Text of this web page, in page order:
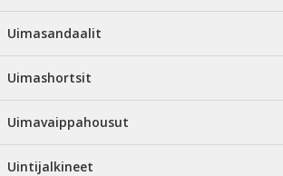
Uimasandaalit
Uimashortsit
Uimavaippahousut
Uintijalkineet